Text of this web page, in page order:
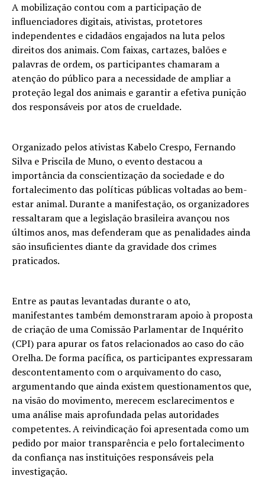
A mobilização contou com a participação de
influenciadores digitais, ativistas, protetores
independentes e cidadãos engajados na luta pelos
direitos dos animais. Com faixas, cartazes, balões e
palavras de ordem, os participantes chamaram a
atenção do público para a necessidade de ampliar a
proteção legal dos animais e garantir a efetiva punição
dos responsáveis por atos de crueldade.
Organizado pelos ativistas Kabelo Crespo, Fernando
Silva e Priscila de Muno, o evento destacou a
importância da conscientização da sociedade e do
fortalecimento das políticas públicas voltadas ao bem-
estar animal. Durante a manifestação, os organizadores
ressaltaram que a legislação brasileira avançou nos
últimos anos, mas defenderam que as penalidades ainda
são insuficientes diante da gravidade dos crimes
praticados.
Entre as pautas levantadas durante o ato,
manifestantes também demonstraram apoio à proposta
de criação de uma Comissão Parlamentar de Inquérito
(CPI) para apurar os fatos relacionados ao caso do cão
Orelha. De forma pacífica, os participantes expressaram
descontentamento com o arquivamento do caso,
argumentando que ainda existem questionamentos que,
na visão do movimento, merecem esclarecimentos e
uma análise mais aprofundada pelas autoridades
competentes. A reivindicação foi apresentada como um
pedido por maior transparência e pelo fortalecimento
da confiança nas instituições responsáveis pela
investigação.